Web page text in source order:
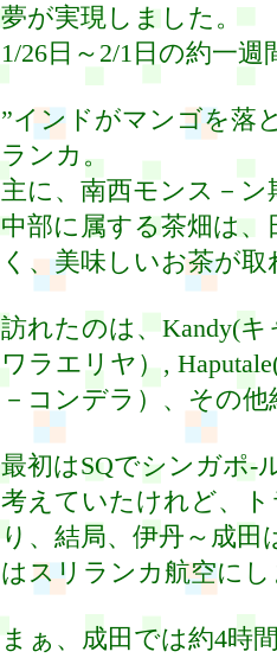
夢が実現しました。
1/26日～2/1日の約一
”インドがマンゴを落
ランカ。
主に、南西モンス－
中部に属する茶畑は
く、美味しいお茶が
訪れたのは、Kandy(キ
ワラエリヤ）,
－コンデラ）、その他
最初はSQでシンガポ-
考えていたけれど、
り、結局、伊丹～成
はスリランカ航空に
まぁ、成田では約4時